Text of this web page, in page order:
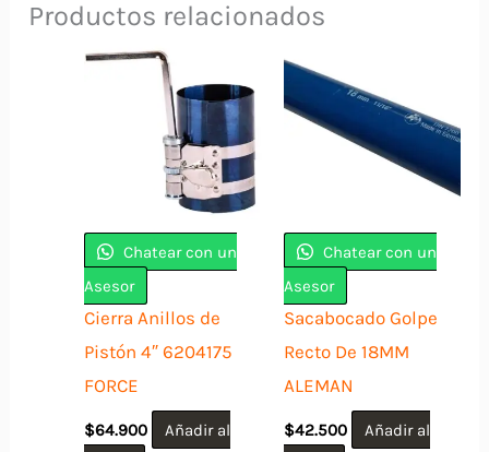
Productos relacionados
Chatear con un
Asesor
Cierra Anillos de
Pistón 4″ 6204175
FORCE
$64.900
Añadir al
Chatear con un
Asesor
Sacabocado Golpe
Recto De 18MM
ALEMAN
$42.500
Añadir al